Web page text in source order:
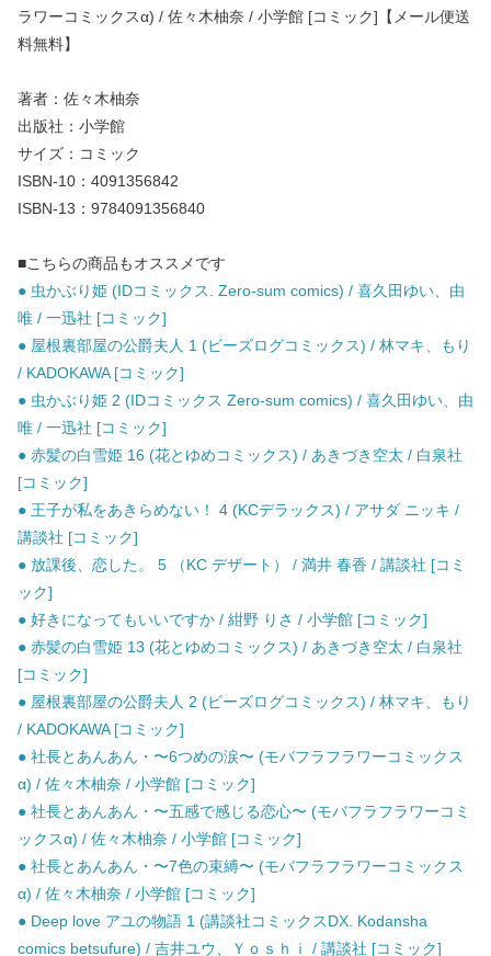
ラワーコミックスα) / 佐々木柚奈 / 小学館 [コミック]【メール便送
料無料】
著者：佐々木柚奈
出版社：小学館
サイズ：コミック
ISBN-10：4091356842
ISBN-13：9784091356840
■こちらの商品もオススメです
● 虫かぶり姫 (IDコミックス. Zero-sum comics) / 喜久田ゆい、由
唯 / 一迅社 [コミック]
● 屋根裏部屋の公爵夫人 1 (ビーズログコミックス) / 林マキ、もり
/ KADOKAWA [コミック]
● 虫かぶり姫 2 (IDコミックス Zero-sum comics) / 喜久田ゆい、由
唯 / 一迅社 [コミック]
● 赤髪の白雪姫 16 (花とゆめコミックス) / あきづき空太 / 白泉社
[コミック]
● 王子が私をあきらめない！ 4 (KCデラックス) / アサダ ニッキ /
講談社 [コミック]
● 放課後、恋した。 5 （KC デザート） / 満井 春香 / 講談社 [コミ
ック]
● 好きになってもいいですか / 紺野 りさ / 小学館 [コミック]
● 赤髪の白雪姫 13 (花とゆめコミックス) / あきづき空太 / 白泉社
[コミック]
● 屋根裏部屋の公爵夫人 2 (ビーズログコミックス) / 林マキ、もり
/ KADOKAWA [コミック]
● 社長とあんあん・〜6つめの涙〜 (モバフラフラワーコミックス
α) / 佐々木柚奈 / 小学館 [コミック]
● 社長とあんあん・〜五感で感じる恋心〜 (モバフラフラワーコミ
ックスα) / 佐々木柚奈 / 小学館 [コミック]
● 社長とあんあん・〜7色の束縛〜 (モバフラフラワーコミックス
α) / 佐々木柚奈 / 小学館 [コミック]
● Deep love アユの物語 1 (講談社コミックスDX. Kodansha
comics betsufure) / 吉井ユウ、Ｙｏｓｈｉ / 講談社 [コミック]